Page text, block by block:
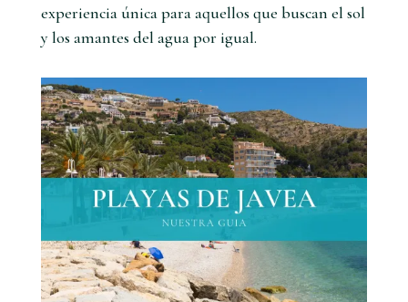
experiencia única para aquellos que buscan el sol
y los amantes del agua por igual.